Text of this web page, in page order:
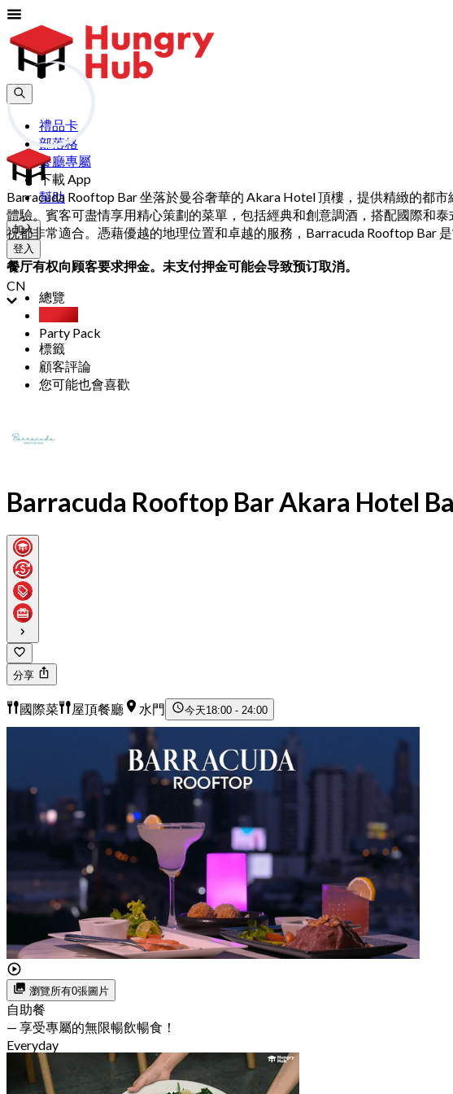
禮品卡
部落格
餐廳專屬
下載 App
幫助
加入
登入
CN
Barracuda Rooftop Bar 坐落於曼谷奢華的 Akara Hotel 頂樓，提供精緻的都
體驗。賓客可盡情享用精心策劃的菜單，包括經典和創意調酒，搭配國際和
祝都非常適合。憑藉優越的地理位置和卓越的服務，Barracuda Rooftop Bar
餐厅有权向顾客要求押金。未支付押金可能会导致预订取消。
總覽
Party Pack
標籤
顧客評論
您可能也會喜歡
Barracuda Rooftop Bar Akara Hotel
分享
國際菜 屋頂餐廳 水門 今天18:00 - 24:00
瀏覽所有0張圖片
自助餐
— 享受專屬的無限暢飲暢食！
Everyday